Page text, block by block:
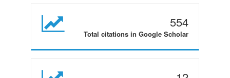
554
Total citations in Google Scholar